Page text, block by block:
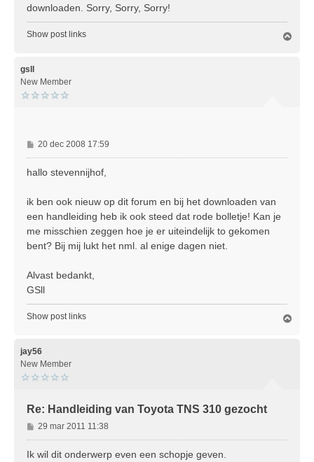
downloaden. Sorry, Sorry, Sorry!
Show post links
gsll
New Member
B
e
r
h
t
20 dec 2008 17:59
hallo stevennijhof,
ik ben ook nieuw op dit forum en bij het downloaden van
een handleiding heb ik ook steed dat rode bolletje! Kan je
me misschien zeggen hoe je er uiteindelijk to gekomen
bent? Bij mij lukt het nml. al enige dagen niet.
Alvast bedankt,
GSll
Show post links
jay56
New Member
Re: Handleiding van Toyota TNS 310 gezocht
B
e
r
29 mar 2011 11:38
Ik wil dit onderwerp even een schopje geven.